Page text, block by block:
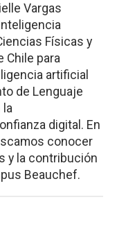
Vargas
Físicas y
Chile para
artificial
de Lenguaje
la
digital. En
conocer
y la contribución
Beauchef.